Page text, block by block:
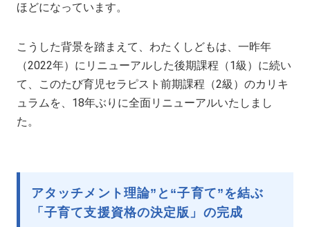
ほどになっています。
こうした背景を踏まえて、わたくしどもは、一昨年
（2022年）にリニューアルした後期課程（1級）に続い
て、このたび育児セラピスト前期課程（2級）のカリキ
ュラムを、18年ぶりに全面リニューアルいたしまし
た。
アタッチメント理論”と“子育て”を結ぶ
「子育て支援資格の決定版」の完成